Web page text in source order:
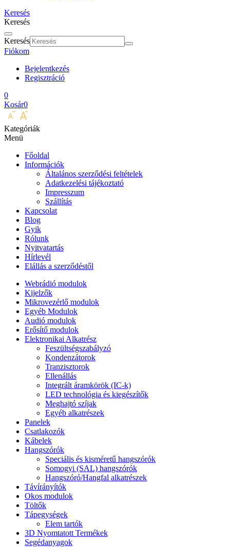
Keresés
Keresés
Keresés
Fiókom
Bejelentkezés
Regisztráció
0
Kosár0
Kategóriák
Menü
Főoldal
Információk
Általános szerződési feltételek
Adatkezelési tájékoztató
Impresszum
Szállítás
Kapcsolat
Blog
Gyik
Rólunk
Nyitvatartás
Hírlevél
Elállás a szerződéstől
Webrádió modulok
Kijelzők
Mikrovezérlő modulok
Egyéb Modulok
Audió modulok
Erősítő modulok
Elektronikai Alkatrész
Feszültségszabályzó
Kondenzátorok
Tranzisztorok
Ellenállás
Integrált áramkörök (IC-k)
LED technológia és kiegészítők
Meghajtó szíjak
Egyéb alkatrészek
Panelek
Csatlakozók
Kábelek
Hangszórók
Speciális és kisméretű hangszórók
Somogyi (SAL) hangszórók
Hangszóró/Hangfal alkatrészek
Távírányítók
Okos modulok
Töltők
Tápegységek
Elem tartók
3D Nyomtatott Termékek
Segédanyagok